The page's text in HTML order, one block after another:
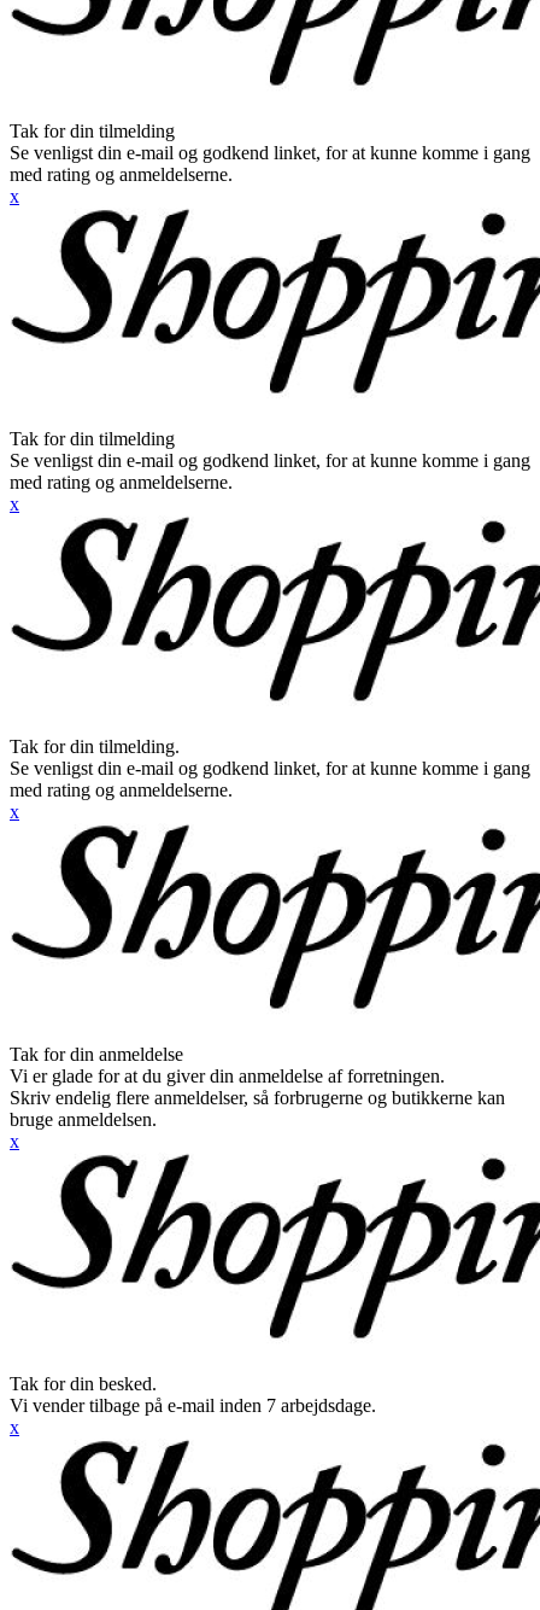
Tak for din tilmelding
Se venligst din e-mail og godkend linket, for at kunne komme i gang
med rating og anmeldelserne.
x
Tak for din tilmelding
Se venligst din e-mail og godkend linket, for at kunne komme i gang
med rating og anmeldelserne.
x
Tak for din tilmelding.
Se venligst din e-mail og godkend linket, for at kunne komme i gang
med rating og anmeldelserne.
x
Tak for din anmeldelse
Vi er glade for at du giver din anmeldelse af forretningen.
Skriv endelig flere anmeldelser, så forbrugerne og butikkerne kan
bruge anmeldelsen.
x
Tak for din besked.
Vi vender tilbage på e-mail inden 7 arbejdsdage.
x